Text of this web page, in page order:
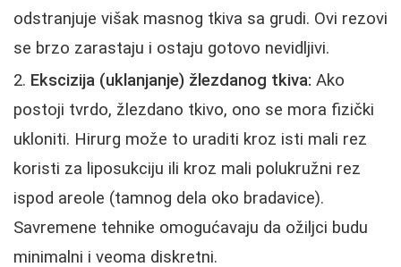
odstranjuje višak masnog tkiva sa grudi. Ovi rezovi
se brzo zarastaju i ostaju gotovo nevidljivi.
Ekscizija (uklanjanje) žlezdanog tkiva: Ako
postoji tvrdo, žlezdano tkivo, ono se mora fizički
ukloniti. Hirurg može to uraditi kroz isti mali rez
koristi za liposukciju ili kroz mali polukružni rez
ispod areole (tamnog dela oko bradavice).
Savremene tehnike omogućavaju da ožiljci budu
minimalni i veoma diskretni.